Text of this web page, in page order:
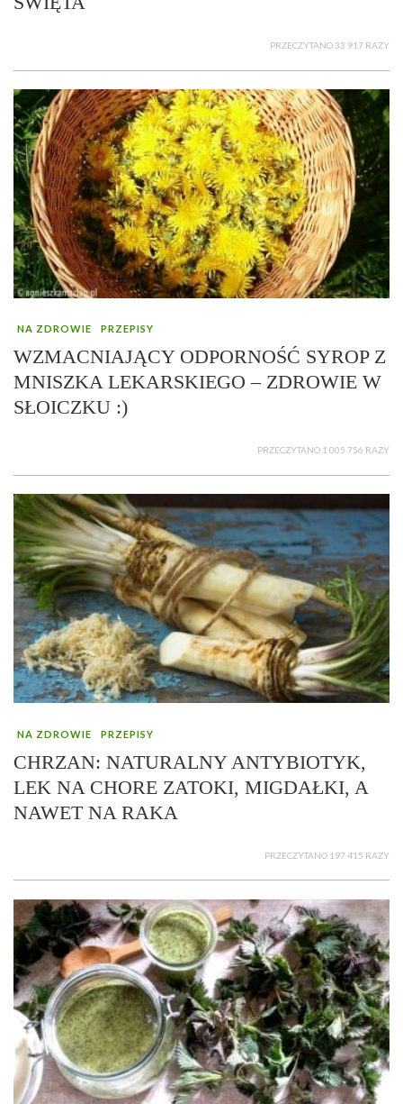
PRZECZYTANO 33 917 RAZY
NA ZDROWIE PRZEPISY
WZMACNIAJĄCY ODPORNOŚĆ SYROP Z
MNISZKA LEKARSKIEGO – ZDROWIE W
SŁOICZKU :)
PRZECZYTANO 1 005 756 RAZY
NA ZDROWIE PRZEPISY
CHRZAN: NATURALNY ANTYBIOTYK,
LEK NA CHORE ZATOKI, MIGDAŁKI, A
NAWET NA RAKA
PRZECZYTANO 197 415 RAZY